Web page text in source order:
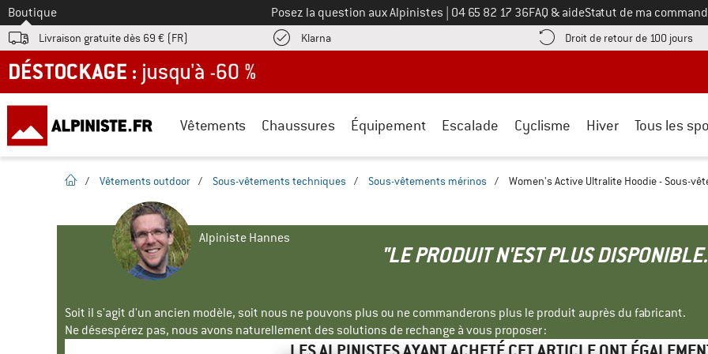
Vers le
Boutique Posez la question aux Alpinistes Appelez-nous au
04 65 82 17 36FAQ & aideStatut de ma
Livraison gratuite dès 69 € (FR) KlarnaTrouve les informations de paiement ici ! Ouvre une boîte d'information
Droit de retour de 100 jours
DÉSTOCKAGE : jusqu'à -60 %
Vêtements Chaussures Équipement Escalade Cyclisme Hiver Tous les
Page d'accueil
/ Vêtements outdoor / Sous-vêtements techniques / Sous-vêtements mérinos / Women's Active Ultralite Hoodie - Sous-
Alpiniste Hannes
"LE PRODUIT N'EST PLUS
Soit il s'agit d'un ancien modèle, soit nous ne pouvons plus ou ne commanderons plus le produit auprès du fabricant.
Ne désespérez pas, nous avons naturellement des solutions de rechange à vous proposer :